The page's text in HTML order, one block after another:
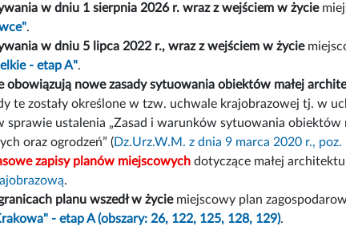
w dniu 1 sierpnia 2026 r. wraz z wejściem w życie
.
w dniu 5 lipca 2022 r., wraz z wejściem w życie
- etap A".
nowe zasady sytuowania obiektów małej
te zostały określone w tzw. uchwale krajobrazowej tj. w
sprawie ustalenia „Zasad i warunków sytuowania obiektów
oraz ogrodzeń” (Dz.Urz.W.M. z dnia 9 marca 2020 r., poz.
zapisy planów miejscowych dotyczące małej
.
planu wszedł w życiemiejscowy plan
- etap A (obszary: 26, 122, 125, 128, 129).